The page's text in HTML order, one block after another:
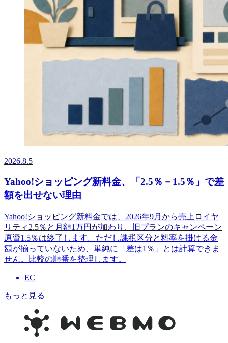
2026.8.5
Yahoo!ショッピング新料金、「2.5％－1.5％」で差
額を出せない理由
Yahoo!ショッピング新料金では、2026年9月から売上ロイヤ
リティ2.5％と月額1万円が加わり、旧プランのキャンペーン
原資1.5％は終了します。ただし課税区分と料率を掛ける金
額が揃っていないため、単純に「差は1％」とは計算できま
せん。比較の順番を整理します。
EC
もっと見る